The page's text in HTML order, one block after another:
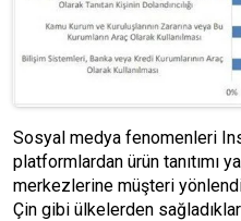
Sosyal medya fenomenleri
platformlardan ürün tanıtımı
merkezlerine müşteri
Çin gibi ülkelerden